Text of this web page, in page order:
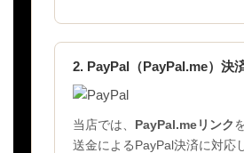
2. PayPal（PayPal.me）決
当店では、 PayPal.meリンク
送金によるPayPal決済に対応